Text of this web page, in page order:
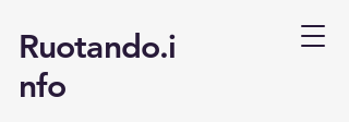
Ruotando.i
nfo